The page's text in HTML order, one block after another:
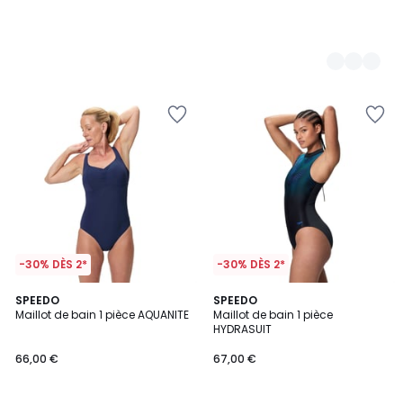
-30% DÈS 2*
SPEEDO
Maillot de bain 1 pièce AQUANITE
66,00 €
5
/
-30% DÈS 2*
SPEEDO
Maillot de bain 1 pièce
HYDRASUIT
67,00 €
3,5
/ 5